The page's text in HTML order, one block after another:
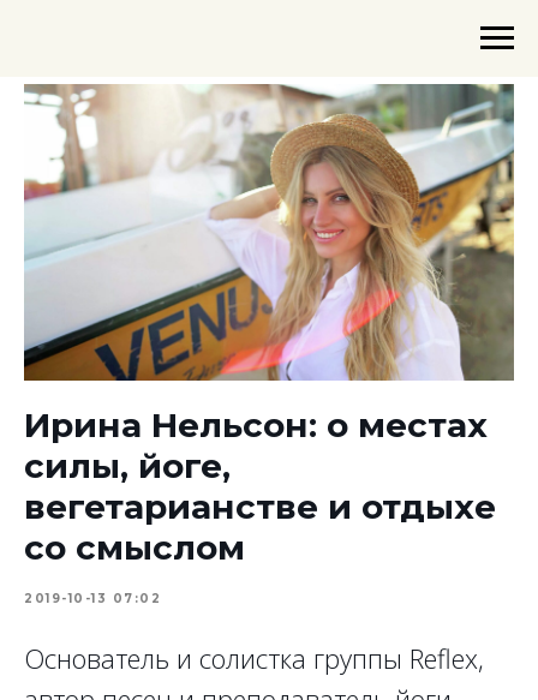
Ирина Нельсон: о местах
силы, йоге,
вегетарианстве и отдыхе
со смыслом
2019-10-13 07:02
Основатель и солистка группы Reflex,